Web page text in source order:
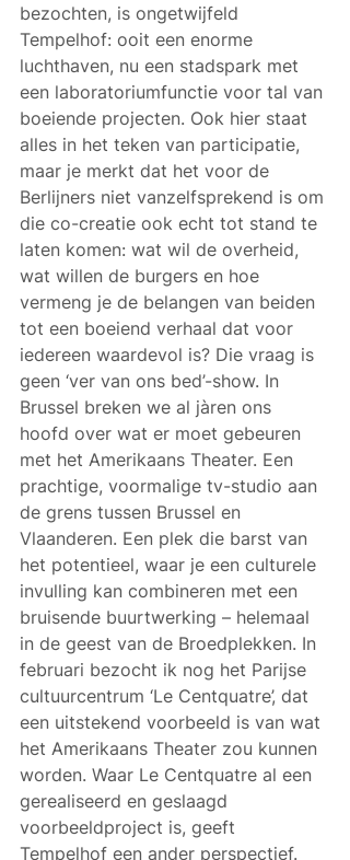
bezochten, is ongetwijfeld
Tempelhof: ooit een enorme
luchthaven, nu een stadspark met
een laboratoriumfunctie voor tal van
boeiende projecten. Ook hier staat
alles in het teken van participatie,
maar je merkt dat het voor de
Berlijners niet vanzelfsprekend is om
die co-creatie ook echt tot stand te
laten komen: wat wil de overheid,
wat willen de burgers en hoe
vermeng je de belangen van beiden
tot een boeiend verhaal dat voor
iedereen waardevol is? Die vraag is
geen ‘ver van ons bed’-show. In
Brussel breken we al jàren ons
hoofd over wat er moet gebeuren
met het Amerikaans Theater. Een
prachtige, voormalige tv-studio aan
de grens tussen Brussel en
Vlaanderen. Een plek die barst van
het potentieel, waar je een culturele
invulling kan combineren met een
bruisende buurtwerking – helemaal
in de geest van de Broedplekken. In
februari bezocht ik nog het Parijse
cultuurcentrum ‘Le Centquatre’, dat
een uitstekend voorbeeld is van wat
het Amerikaans Theater zou kunnen
worden. Waar Le Centquatre al een
gerealiseerd en geslaagd
voorbeeldproject is, geeft
Tempelhof een ander perspectief.